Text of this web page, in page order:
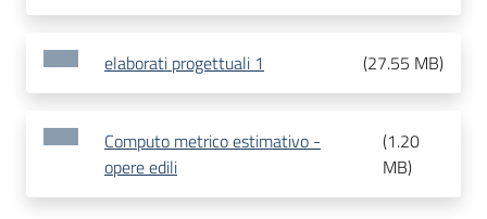
elaborati progettuali 1 (27.55 MB)
Computo metrico estimativo -
opere edili
(1.20
MB)